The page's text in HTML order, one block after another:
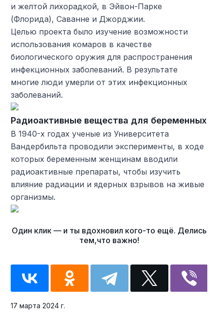
и желтой лихорадкой, в Эйвон-Парке
(Флорида), Саванне и Джорджии.
Целью проекта было изучение возможности
использования комаров в качестве
биологического оружия для распространения
инфекционных заболеваний. В результате
многие люди умерли от этих инфекционных
заболеваний.
Радиоактивные вещества для беременных
В 1940-х годах ученые из Университета
Вандербильта проводили эксперименты, в ходе
которых беременным женщинам вводили
радиоактивные препараты, чтобы изучить
влияние радиации и ядерных взрывов на живые
организмы.
17 марта 2024 г.